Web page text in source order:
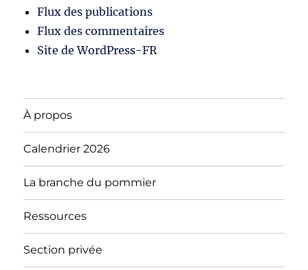
Flux des publications
Flux des commentaires
Site de WordPress-FR
À propos
Calendrier 2026
La branche du pommier
Ressources
Section privée